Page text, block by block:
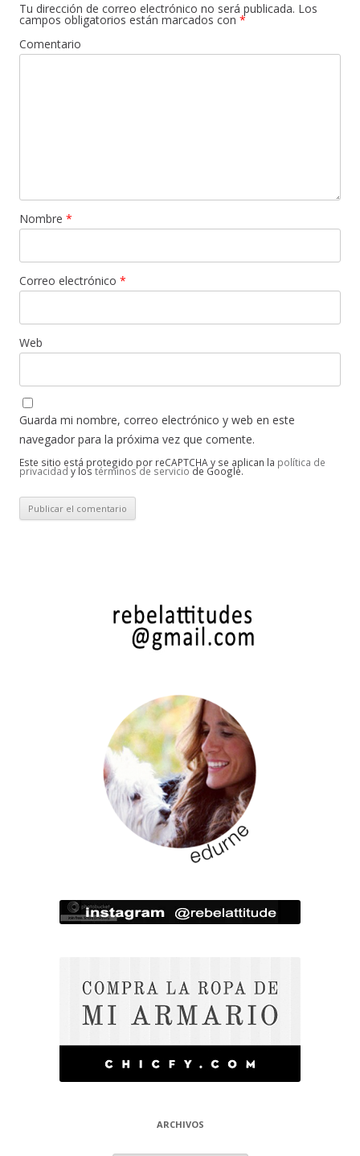
Tu dirección de correo electrónico no será publicada. Los
campos obligatorios están marcados con *
Comentario
Nombre *
Correo electrónico *
Web
Guarda mi nombre, correo electrónico y web en este
navegador para la próxima vez que comente.
Este sitio está protegido por reCAPTCHA y se aplican la política de
privacidad y los términos de servicio de Google.
ARCHIVOS